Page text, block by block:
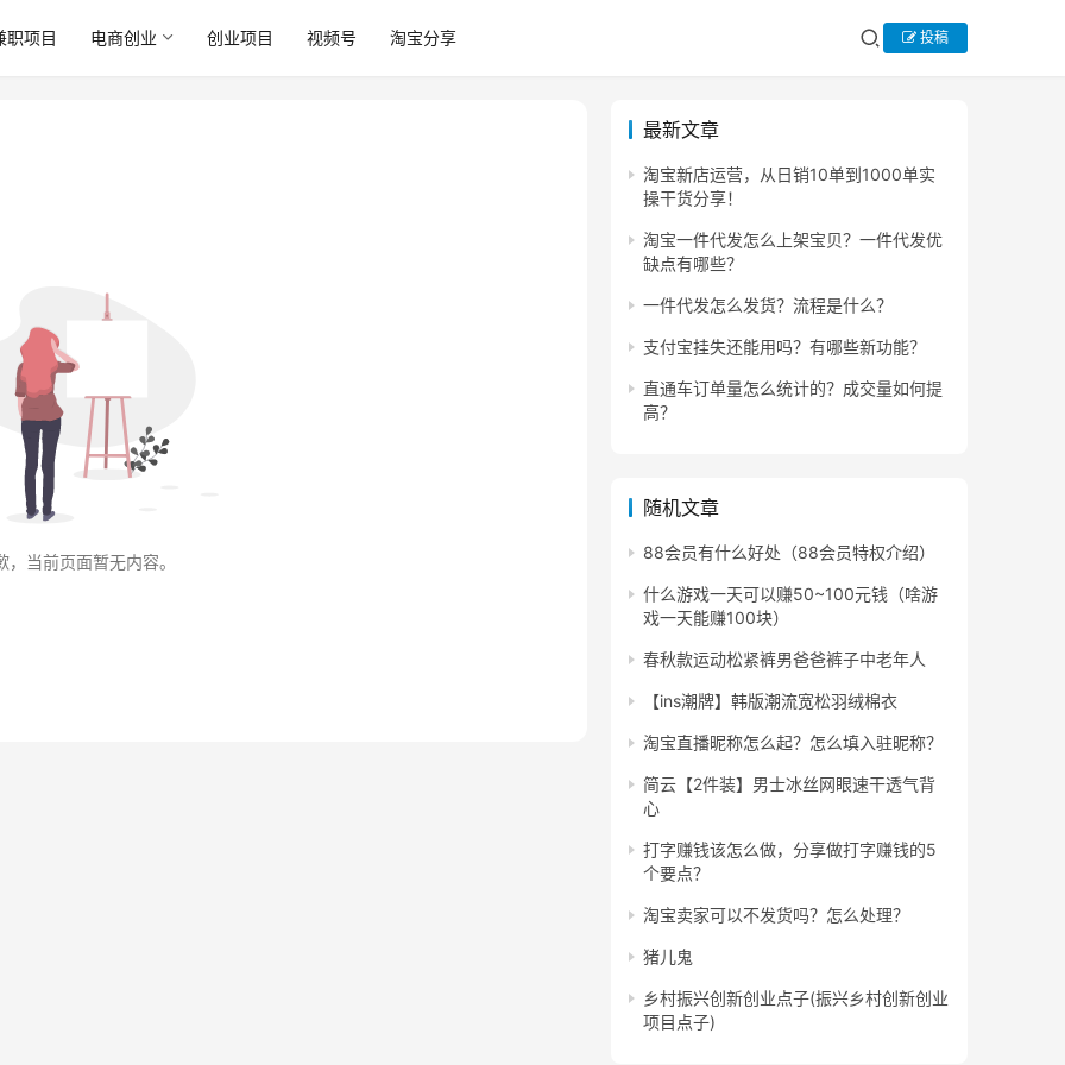
职项目 电商创业 创业项目 视频号 淘宝分享 投稿
，当前页面暂无内容。
最新文章
淘宝新店运营，从日销10单到1000单实
操干货分享！
淘宝一件代发怎么上架宝贝？一件代发优
缺点有哪些？
一件代发怎么发货？流程是什么？
支付宝挂失还能用吗？有哪些新功能？
直通车订单量怎么统计的？成交量如何提
高？
随机文章
88会员有什么好处（88会员特权介绍）
什么游戏一天可以赚50~100元钱（啥游
戏一天能赚100块）
春秋款运动松紧裤男爸爸裤子中老年人
【ins潮牌】韩版潮流宽松羽绒棉衣
淘宝直播昵称怎么起？怎么填入驻昵称？
简云【2件装】男士冰丝网眼速干透气背
心
打字赚钱该怎么做，分享做打字赚钱的5
个要点？
淘宝卖家可以不发货吗？怎么处理？
猪儿鬼
乡村振兴创新创业点子(振兴乡村创新创业
项目点子)